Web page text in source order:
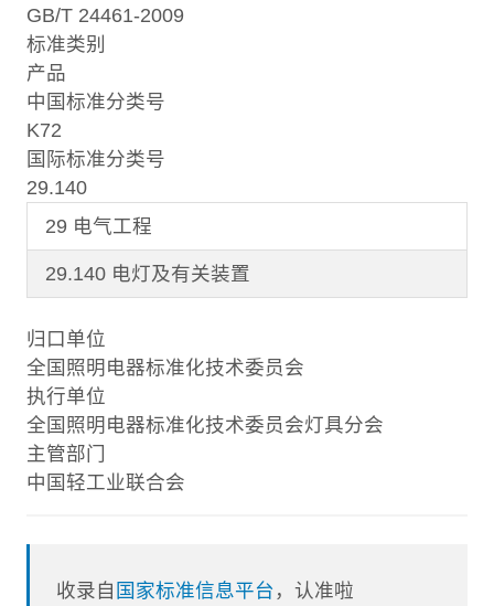
GB/T 24461-2009
标准类别
产品
中国标准分类号
K72
国际标准分类号
29.140
29 电气工程
29.140 电灯及有关装置
归口单位
全国照明电器标准化技术委员会
执行单位
全国照明电器标准化技术委员会灯具分会
主管部门
中国轻工业联合会
收录自 国家标准信息平台 ，认准啦